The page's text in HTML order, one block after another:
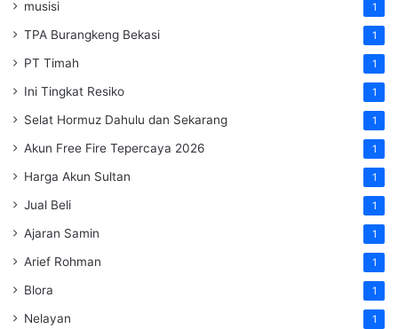
musisi 1
TPA Burangkeng Bekasi 1
PT Timah 1
Ini Tingkat Resiko 1
Selat Hormuz Dahulu dan Sekarang 1
Akun Free Fire Tepercaya 2026 1
Harga Akun Sultan 1
Jual Beli 1
Ajaran Samin 1
Arief Rohman 1
Blora 1
Nelayan 1